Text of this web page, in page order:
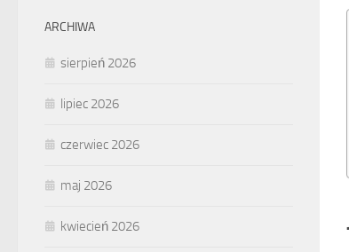
ARCHIWA
sierpień 2026
lipiec 2026
czerwiec 2026
maj 2026
kwiecień 2026